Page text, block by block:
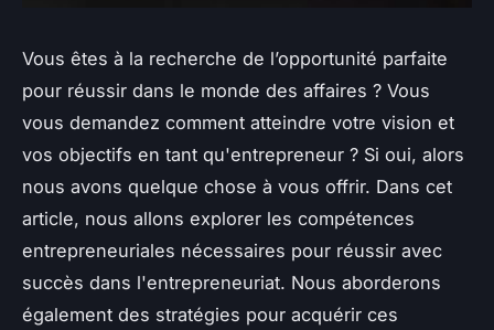
Vous êtes à la recherche de l’opportunité parfaite
pour réussir dans le monde des affaires ? Vous
vous demandez comment atteindre votre vision et
vos objectifs en tant qu'entrepreneur ? Si oui, alors
nous avons quelque chose à vous offrir. Dans cet
article, nous allons explorer les compétences
entrepreneuriales nécessaires pour réussir avec
succès dans l'entrepreneuriat. Nous aborderons
également des stratégies pour acquérir ces